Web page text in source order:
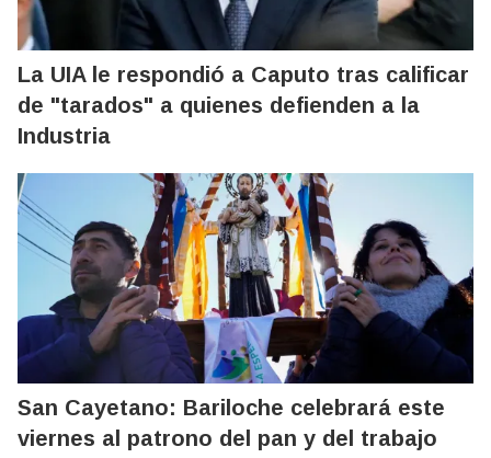
La UIA le respondió a Caputo tras calificar
de "tarados" a quienes defienden a la
Industria
San Cayetano: Bariloche celebrará este
viernes al patrono del pan y del trabajo